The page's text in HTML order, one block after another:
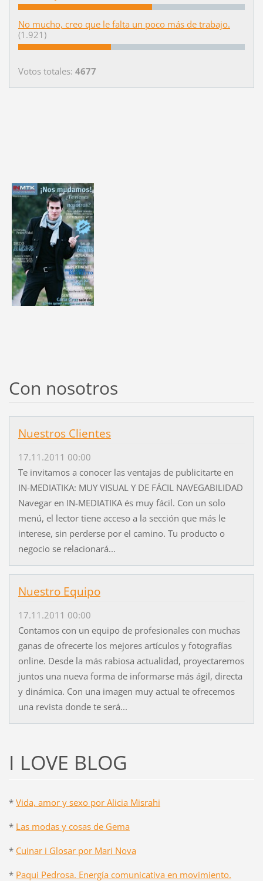
No mucho, creo que le falta un poco más de trabajo.
(1.921)
Votos totales: 4677
Con nosotros
Nuestros Clientes
17.11.2011 00:00
Te invitamos a conocer las ventajas de publicitarte en
IN-MEDIATIKA: MUY VISUAL Y DE FÁCIL NAVEGABILIDAD
Navegar en IN-MEDIATIKA és muy fácil. Con un solo
menú, el lector tiene acceso a la sección que más le
interese, sin perderse por el camino. Tu producto o
negocio se relacionará...
Nuestro Equipo
17.11.2011 00:00
Contamos con un equipo de profesionales con muchas
ganas de ofrecerte los mejores artículos y fotografías
online. Desde la más rabiosa actualidad, proyectaremos
juntos una nueva forma de informarse más ágil, directa
y dinámica. Con una imagen muy actual te ofrecemos
una revista donde te será...
I LOVE BLOG
* Vida, amor y sexo por Alicia Misrahi
* Las modas y cosas de Gema
* Cuinar i Glosar por Mari Nova
* Paqui Pedrosa. Energía comunicativa en movimiento.